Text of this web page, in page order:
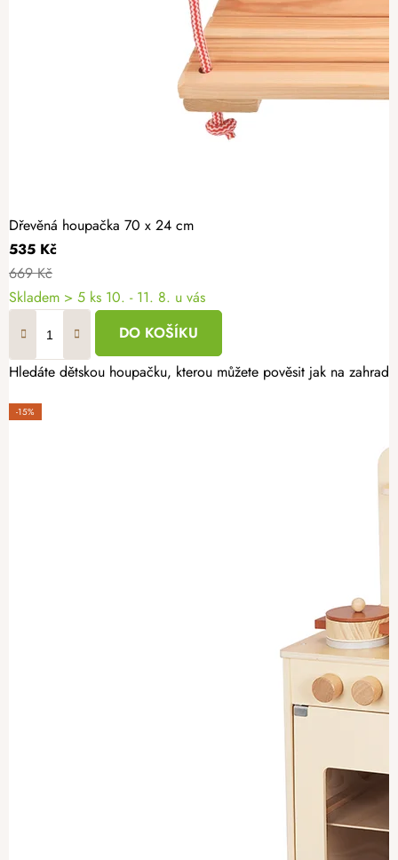
Dřevěná houpačka 70 x 24 cm
535 Kč
669 Kč
Skladem > 5 ks 10. - 11. 8. u vás
DO KOŠÍKU
Hledáte dětskou houpačku, kterou můžete pověsit jak na
-15%